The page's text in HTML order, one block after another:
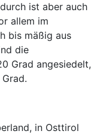
ist aber auch
allem im
bis mäßig aus
die
Grad angesiedelt,
in Osttirol